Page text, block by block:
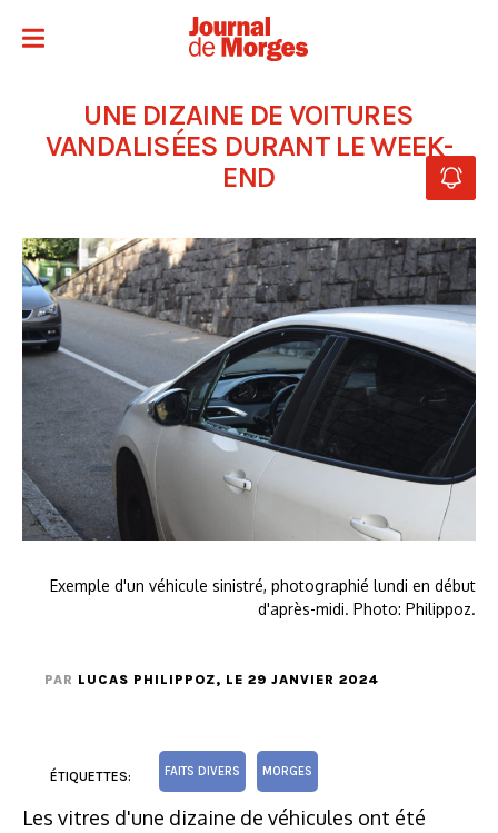
UNE DIZAINE DE VOITURES
VANDALISÉES DURANT LE WEEK-
END
Exemple d'un véhicule sinistré, photographié lundi en début
d'après-midi. Photo: Philippoz.
PAR LUCAS PHILIPPOZ, LE 29 JANVIER 2024
ÉTIQUETTES: FAITS DIVERS MORGES
Les vitres d'une dizaine de véhicules ont été